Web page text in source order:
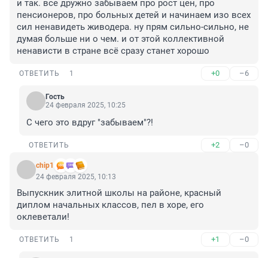
и так. все дружно забываем про рост цен, про
пенсионеров, про больных детей и начинаем изо всех
сил ненавидеть живодера. ну прям сильно-сильно, не
думая больше ни о чем. и от этой коллективной
ненависти в стране всё сразу станет хорошо
ОТВЕТИТЬ 1 +0 –6
Гость
24 февраля 2025, 10:25
С чего это вдруг "забываем"?!
ОТВЕТИТЬ +2 –0
chip1
24 февраля 2025, 10:13
Выпускник элитной школы на районе, красный
диплом начальных классов, пел в хоре, его
оклеветали!
ОТВЕТИТЬ 1 +1 –0